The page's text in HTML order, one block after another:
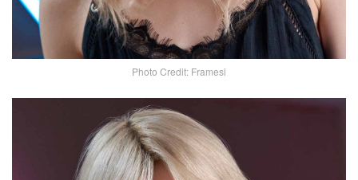
Photo Credit: Framesi